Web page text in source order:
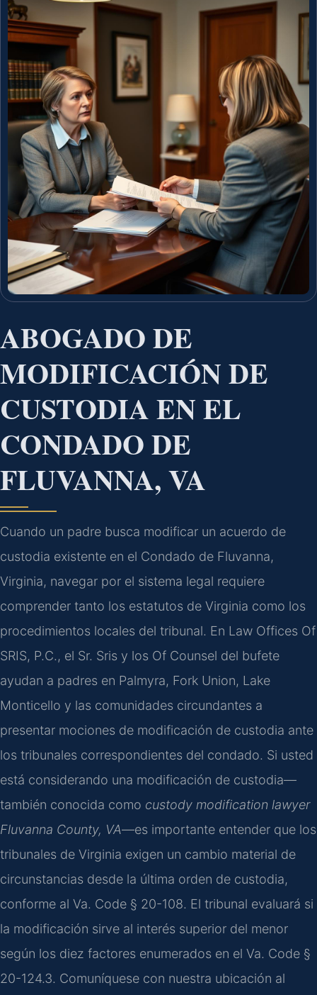
ABOGADO DE
MODIFICACIÓN DE
CUSTODIA EN EL
CONDADO DE
FLUVANNA, VA
Cuando un padre busca modificar un acuerdo de
custodia existente en el Condado de Fluvanna,
Virginia, navegar por el sistema legal requiere
comprender tanto los estatutos de Virginia como los
procedimientos locales del tribunal. En Law Offices Of
SRIS, P.C., el Sr. Sris y los Of Counsel del bufete
ayudan a padres en Palmyra, Fork Union, Lake
Monticello y las comunidades circundantes a
presentar mociones de modificación de custodia ante
los tribunales correspondientes del condado. Si usted
está considerando una modificación de custodia—
también conocida como custody modification lawyer
Fluvanna County, VA—es importante entender que los
tribunales de Virginia exigen un cambio material de
circunstancias desde la última orden de custodia,
conforme al Va. Code § 20-108. El tribunal evaluará si
la modificación sirve al interés superior del menor
según los diez factores enumerados en el Va. Code §
20-124.3. Comuníquese con nuestra ubicación al